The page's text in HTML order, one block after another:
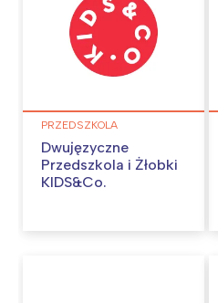
PRZEDSZKOLA
Dwujęzyczne
Przedszkola i Żłobki
KIDS&Co.